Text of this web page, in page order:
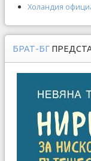
Холандия
БРАТ-БГ